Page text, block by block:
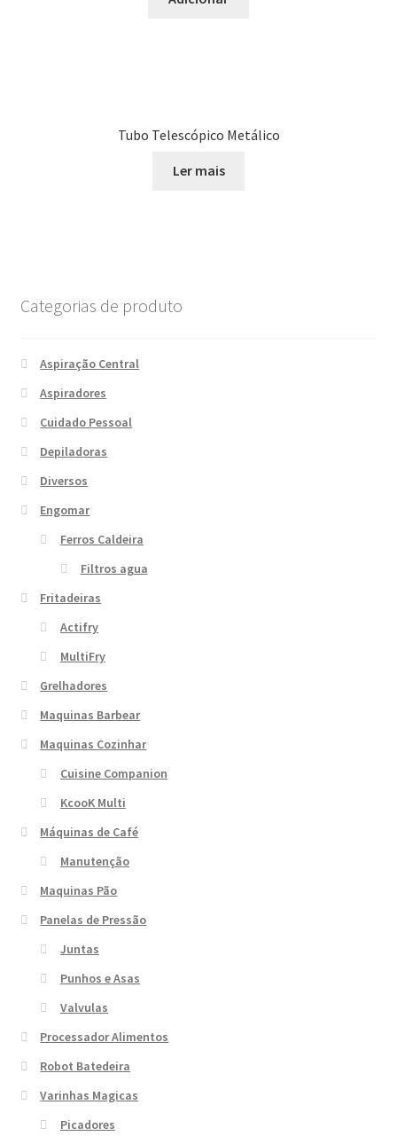
Tubo Telescópico Metálico
Ler mais
Categorias de produto
Aspiração Central
Aspiradores
Cuidado Pessoal
Depiladoras
Diversos
Engomar
Ferros Caldeira
Filtros agua
Fritadeiras
Actifry
MultiFry
Grelhadores
Maquinas Barbear
Maquinas Cozinhar
Cuisine Companion
KcooK Multi
Máquinas de Café
Manutenção
Maquinas Pão
Panelas de Pressão
Juntas
Punhos e Asas
Valvulas
Processador Alimentos
Robot Batedeira
Varinhas Magicas
Picadores